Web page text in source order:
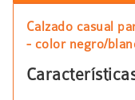
Calzado casual
- color negro/